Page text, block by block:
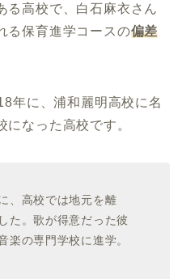
る高校で、白石麻衣さん
る保育進学コースの偏差
年に、浦和麗明高校に名
なった高校です。
、高校では地元を離
た。歌が得意だった彼
楽の専門学校に進学。